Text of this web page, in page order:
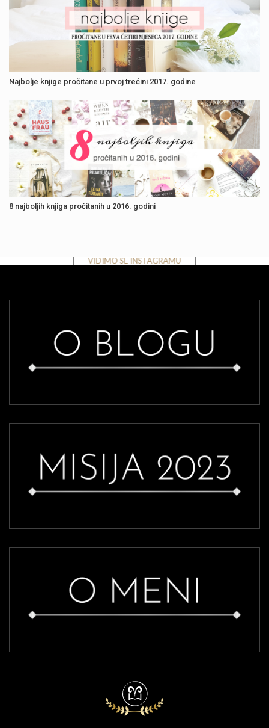
Najbolje knjige pročitane u prvoj trećini 2017. godine
8 najboljih knjiga pročitanih u 2016. godini
VIDIMO SE INSTAGRAMU
Instagram has returned invalid data.